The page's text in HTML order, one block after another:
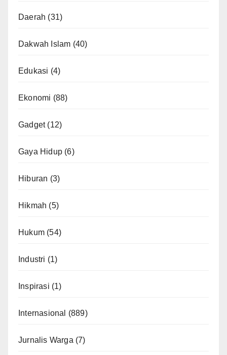
Daerah (31)
Dakwah Islam (40)
Edukasi (4)
Ekonomi (88)
Gadget(12)
Gaya Hidup (6)
Hiburan (3)
Hikmah (5)
Hukum (54)
Industri (1)
Inspirasi (1)
Internasional (889)
Jurnalis Warga (7)